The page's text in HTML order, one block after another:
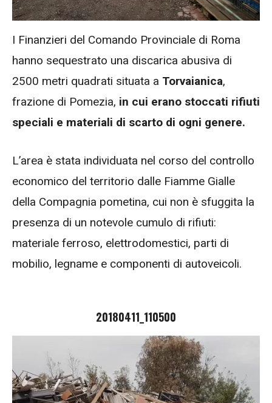
I Finanzieri del Comando Provinciale di Roma
hanno sequestrato una discarica abusiva di
2500 metri quadrati situata a Torvaianica,
frazione di Pomezia, in cui erano stoccati rifiuti
speciali e materiali di scarto di ogni genere.
L’area è stata individuata nel corso del controllo
economico del territorio dalle Fiamme Gialle
della Compagnia pometina, cui non è sfuggita la
presenza di un notevole cumulo di rifiuti:
materiale ferroso, elettrodomestici, parti di
mobilio, legname e componenti di autoveicoli.
20180411_110500